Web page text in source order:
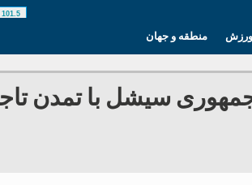
101.5 FM
منطقه و جهان ورزش
سیشل با تمدن